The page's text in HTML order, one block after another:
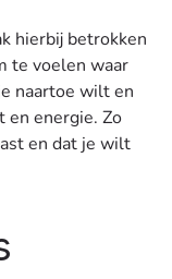
hierbij betrokken
te voelen waar
naartoe wilt en
en energie. Zo
en dat je wilt